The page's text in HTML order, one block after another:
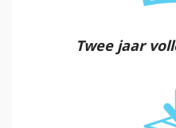
Twee jaar